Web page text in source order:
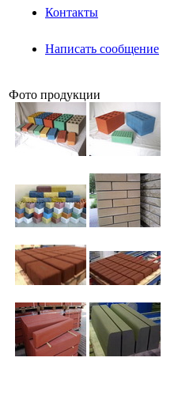
Контакты
Написать сообщение
Фото продукции